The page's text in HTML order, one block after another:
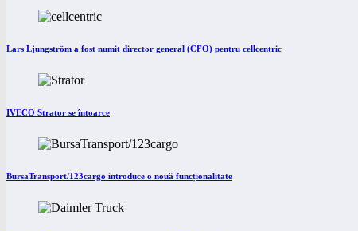
Lars Ljungström a fost numit director general (CFO) pentru cellcentric
IVECO Strator se întoarce
BursaTransport/123cargo introduce o nouă funcționalitate